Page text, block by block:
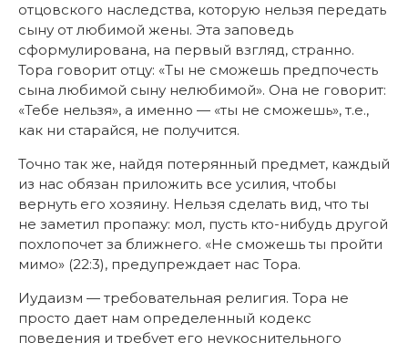
отцовского наследства, которую нельзя передать
сыну от любимой жены. Эта заповедь
сформулирована, на первый взгляд, странно.
Тора говорит отцу: «Ты не сможешь предпочесть
сына любимой сыну нелюбимой». Она не говорит:
«Тебе нельзя», а именно — «ты не сможешь», т.е.,
как ни старайся, не получится.
Точно так же, найдя потерянный предмет, каждый
из нас обязан приложить все усилия, чтобы
вернуть его хозяину. Нельзя сделать вид, что ты
не заметил пропажу: мол, пусть кто-нибудь другой
похлопочет за ближнего. «Не сможешь ты пройти
мимо» (22:3), предупреждает нас Тора.
Иудаизм — требовательная религия. Тора не
просто дает нам определенный кодекс
поведения и требует его неукоснительного